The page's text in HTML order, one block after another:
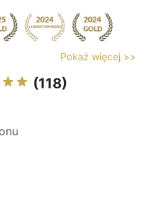
Pokaż więcej >>
(118)